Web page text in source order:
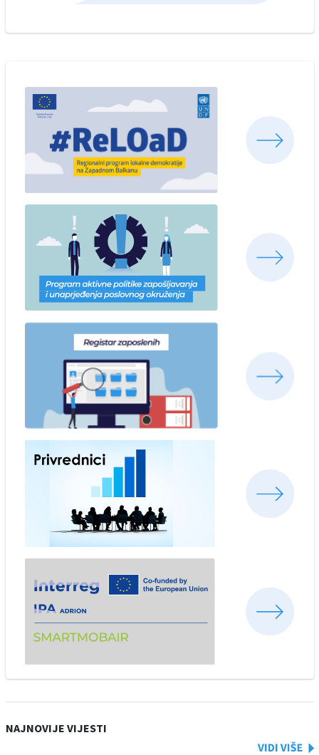
NAJNOVIJE VIJESTI